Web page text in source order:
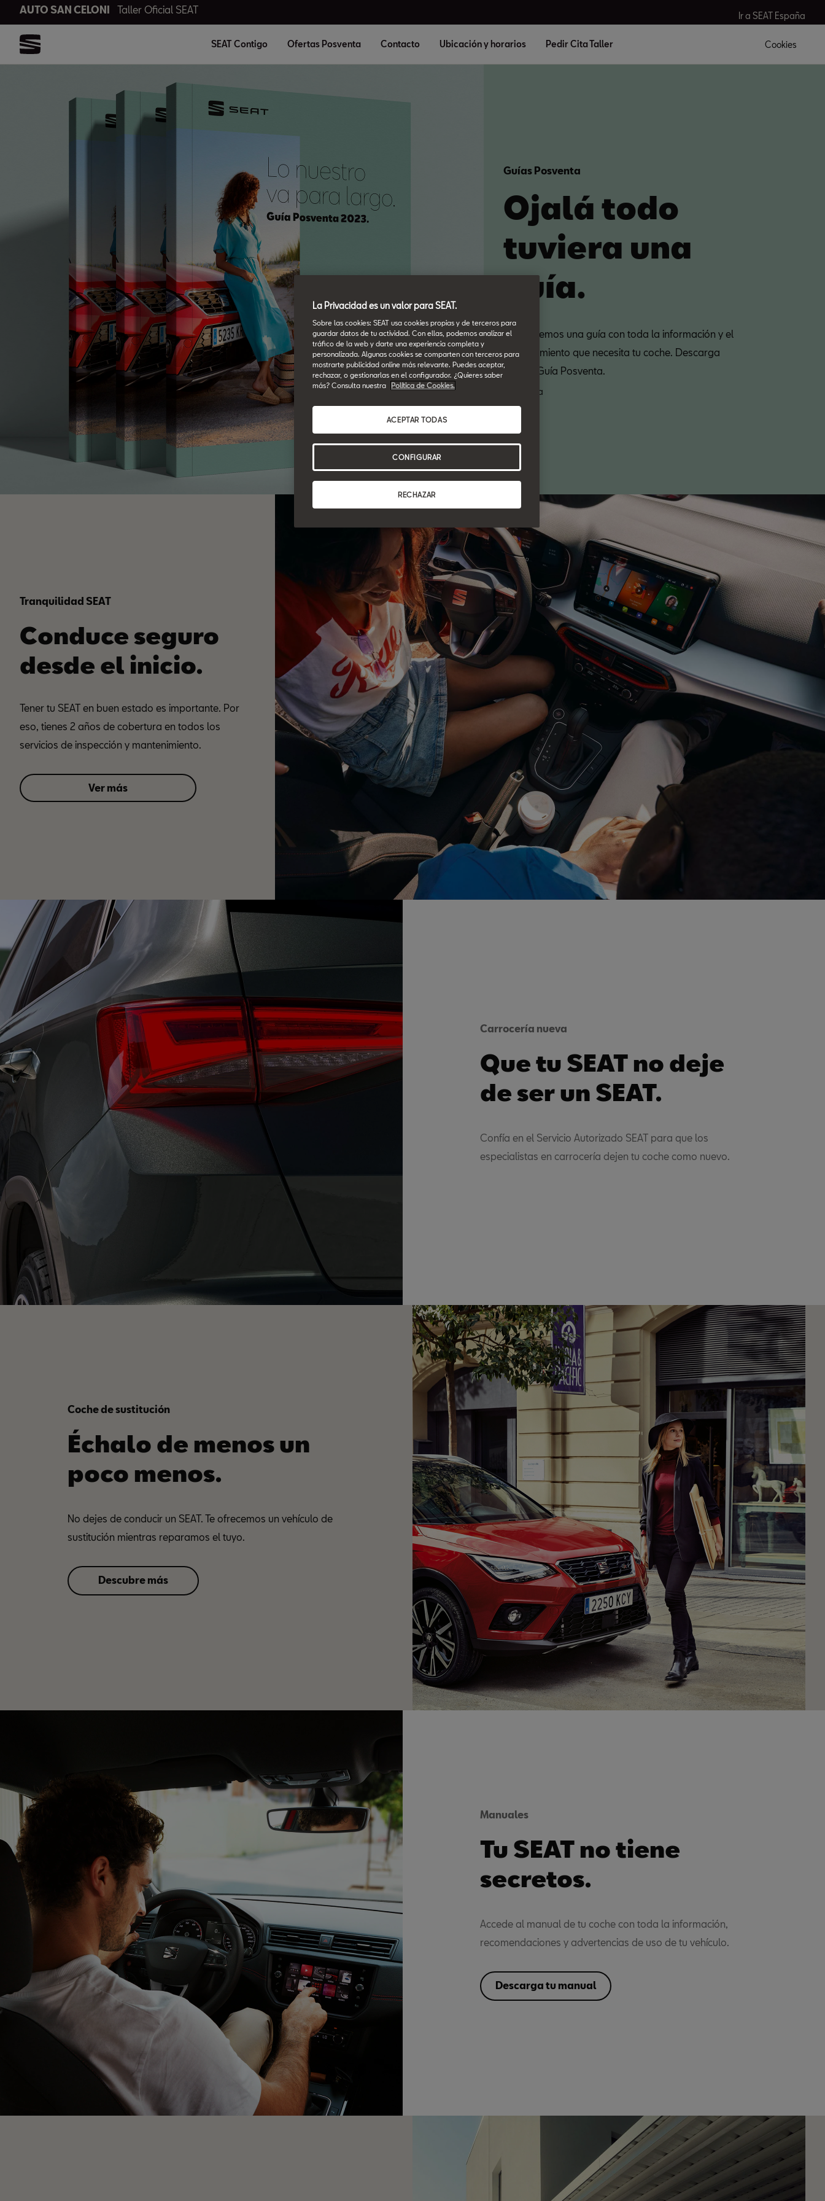
AUTO SAN CELONI Taller Oficial SEAT
Ir a SEAT España
SEAT Contigo Ofertas Posventa Contacto Ubicación y horarios Pedir Cita Taller Cookies
Guías Posventa
Ojalá todo
tuviera una
guía.
Te ofrecemos una guía con toda la información y el
mantenimiento que necesita tu coche. Descarga
aquí tu Guía Posventa.
Descarga
Tranquilidad SEAT
Conduce seguro
desde el inicio.
Tener tu SEAT en buen estado es importante. Por
eso, tienes 2 años de cobertura en todos los
servicios de inspección y mantenimiento.
Ver más
Carrocería nueva
Que tu SEAT no deje
de ser un SEAT.
Confía en el Servicio Autorizado SEAT para que los
especialistas en carrocería dejen tu coche como nuevo.
Coche de sustitución
Échalo de menos un
poco menos.
No dejes de conducir un SEAT. Te ofrecemos un vehículo de
sustitución mientras reparamos el tuyo.
Descubre más
Manuales
Tu SEAT no tiene
secretos.
Accede al manual de tu coche con toda la información,
recomendaciones y advertencias de uso de tu vehículo.
Descarga tu manual
La Privacidad es un valor para SEAT.
Sobre las cookies: SEAT usa cookies propias y de terceros para
guardar datos de tu actividad. Con ellas, podemos analizar el
tráfico de la web y darte una experiencia completa y
personalizada. Algunas cookies se comparten con terceros para
mostrarte publicidad online más relevante. Puedes aceptar,
rechazar, o gestionarlas en el configurador. ¿Quieres saber
más? Consulta nuestra
Política de Cookies.
RECHAZAR
ACEPTAR TODAS
CONFIGURAR